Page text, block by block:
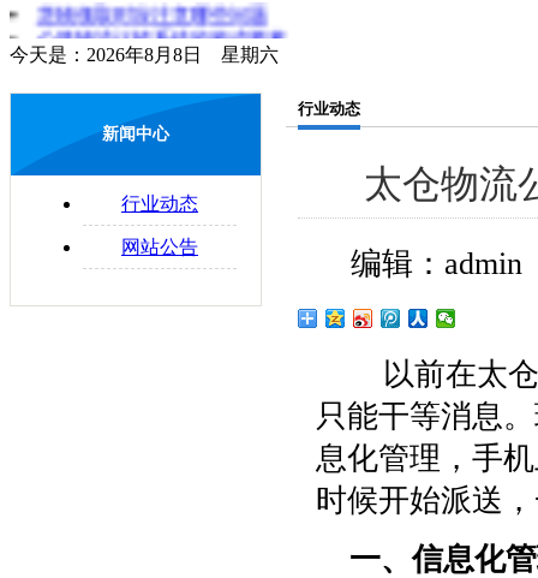
货物领取时应注意哪些问题
公路物流运输系统的构成要素
简述对物流和运输行业的理解
零担运输的概念
物流管理制度是什么
易碎物品运输注意要点
物流与配送的区别
配送合理化
企业物流运输的法律问题
今天是：2026年8月8日 星期六
新闻中心
行业动态
网站公告
行业动态
太仓物流
编辑：
以前在太仓
只能干等消息
息化管理，手
时候开始派送
一、信息化